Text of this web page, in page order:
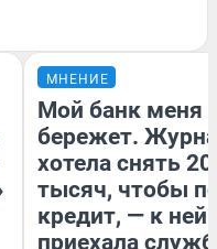
МНЕНИЕ
Мой банк меня
бережет.
хотела снять
тысяч, чтобы
кредит, — к
приехала